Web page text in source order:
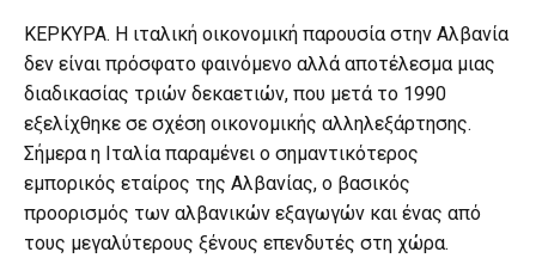
ΚΕΡΚΥΡΑ. Η ιταλική οικονομική παρουσία στην Αλβανία
δεν είναι πρόσφατο φαινόμενο αλλά αποτέλεσμα μιας
διαδικασίας τριών δεκαετιών, που μετά το 1990
εξελίχθηκε σε σχέση οικονομικής αλληλεξάρτησης.
Σήμερα η Ιταλία παραμένει ο σημαντικότερος
εμπορικός εταίρος της Αλβανίας, ο βασικός
προορισμός των αλβανικών εξαγωγών και ένας από
τους μεγαλύτερους ξένους επενδυτές στη χώρα.